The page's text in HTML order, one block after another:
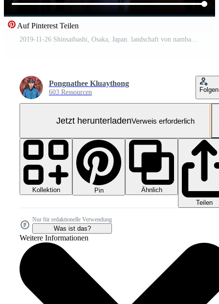
Auf Pinterest Teilen
2019-11-26 Shinsaibashi, Osaka, Japan. landschaft von namba, dotonbori und shinsaibashi bei nacht. eines der beliebtesten touristischen ziele von osaka. überfülltes Einkaufs- und Unterhaltungsviertel.
Pongnathee Kluaythong
603 Ressourcen Folgen
Jetzt herunterladenVerweis erforderlich
Kollektion Pin
Ähnlich
Teilen
Nur für redaktionelle Verwendung
Was ist das?
Weitere Informationen